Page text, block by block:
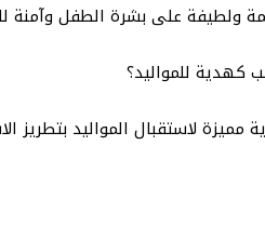
ولطيفة على بشرة الطفل وآمنة
للمواليد؟
مميزة لاستقبال المواليد بتطريز